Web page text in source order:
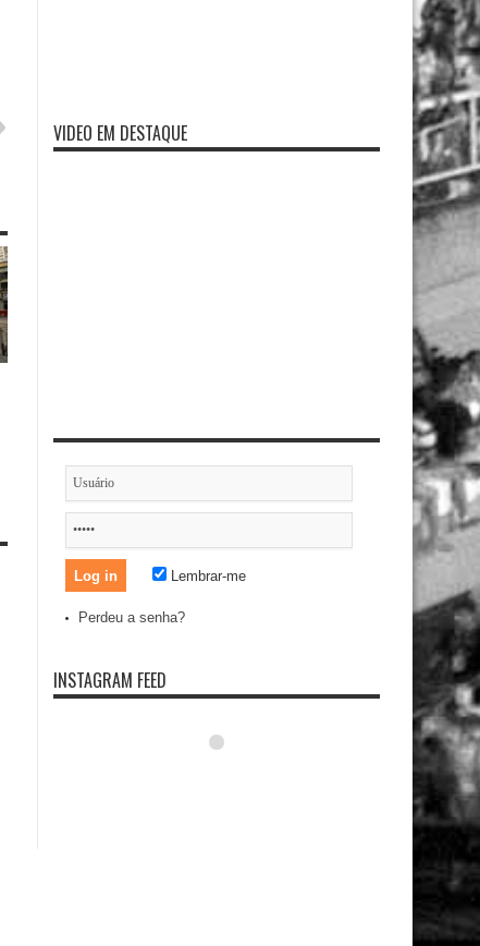
VIDEO EM DESTAQUE
Lembrar-me
Perdeu a senha?
INSTAGRAM FEED